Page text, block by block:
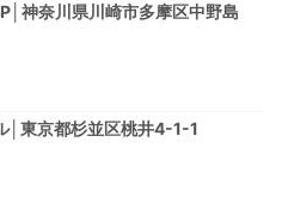
神奈川県川崎市多摩区中野島
│東京都杉並区桃井4-1-1